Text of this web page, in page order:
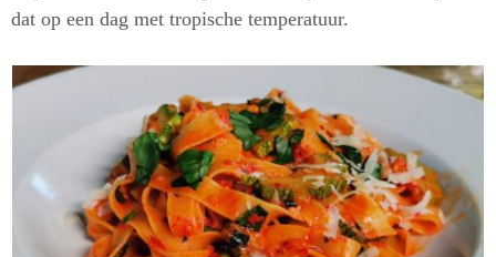
dat op een dag met tropische temperatuur.